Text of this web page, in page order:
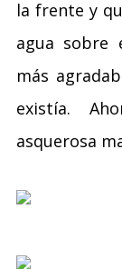
la frente y
agua sobre
más
existía.
asquerosa